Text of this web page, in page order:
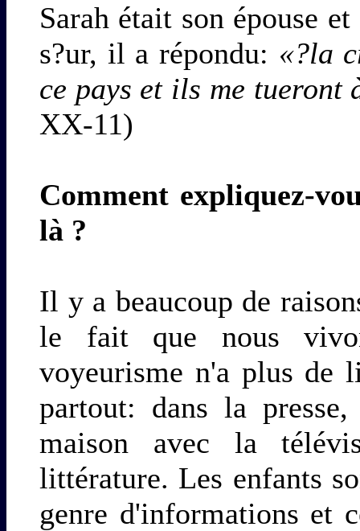
Sarah était son épouse
s?ur, il a répondu: «?la
ce pays et ils me tueront
XX-11)
Comment expliquez-
là ?
Il y a beaucoup de
le fait que nous
voyeurisme n'a plus de
partout: dans la
maison avec la
littérature. Les enfants
genre d'informations et